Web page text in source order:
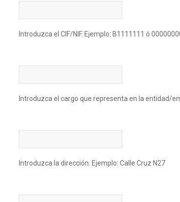
Introduzca el CIF/NIF. Ejemplo: B1111111 ó
Introduzca el cargo que representa en la entidad/
Introduzca la dirección. Ejemplo: Calle Cruz N27